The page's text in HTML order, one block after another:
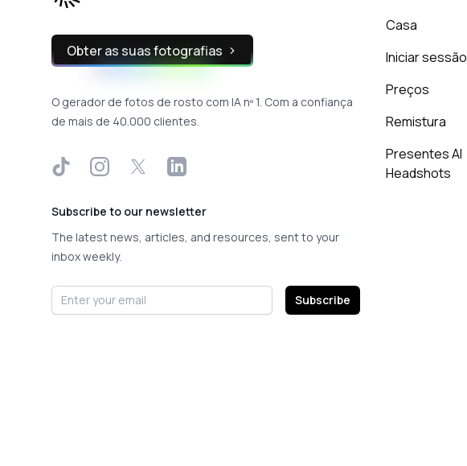
Obter as suas fotografias
O gerador de fotos de rosto com IA nº 1. Com a confiança
de mais de 40.000 clientes.
TikTokInstagram
X LinkedIn
Subscribe to our newsletter
The latest news, articles, and resources, sent to your
inbox weekly.
Email address Subscribe
Casa
Iniciar sessão
Preços
Remistura
Presentes AI
Headshots